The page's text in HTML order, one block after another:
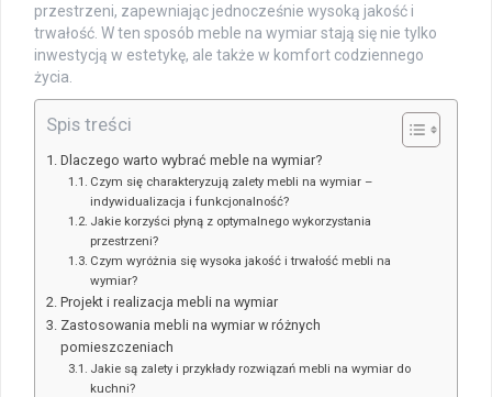
przestrzeni, zapewniając jednocześnie wysoką jakość i
trwałość. W ten sposób meble na wymiar stają się nie tylko
inwestycją w estetykę, ale także w komfort codziennego
życia.
Spis treści
Dlaczego warto wybrać meble na wymiar?
Czym się charakteryzują zalety mebli na wymiar –
indywidualizacja i funkcjonalność?
Jakie korzyści płyną z optymalnego wykorzystania
przestrzeni?
Czym wyróżnia się wysoka jakość i trwałość mebli na
wymiar?
Projekt i realizacja mebli na wymiar
Zastosowania mebli na wymiar w różnych
pomieszczeniach
Jakie są zalety i przykłady rozwiązań mebli na wymiar do
kuchni?